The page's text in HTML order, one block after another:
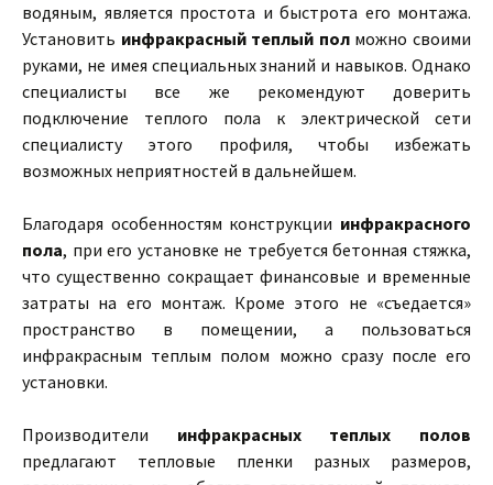
водяным, является простота и быстрота его монтажа.
Установить инфракрасный теплый полможно своими
руками, не имея специальных знаний и навыков. Однако
специалисты все же рекомендуют доверить
подключение теплого пола к электрической сети
специалисту этого профиля, чтобы избежать
возможных неприятностей в дальнейшем.
Благодаря особенностям конструкции инфракрасного
пола, при его установке не требуется бетонная стяжка,
что существенно сокращает финансовые и временные
затраты на его монтаж. Кроме этого не «съедается»
пространство в помещении, а пользоваться
инфракрасным теплым полом можно сразу после его
установки.
Производители инфракрасных теплых полов
предлагают тепловые пленки разных размеров,